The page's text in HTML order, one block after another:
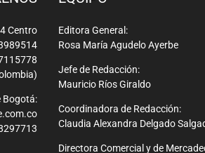
Centro
Bogotá:
Editora General:
Rosa María Agudelo Ayerbe
Jefe de Redacción:
Mauricio Ríos Giraldo
Coordinadora de Redacción:
Claudia Alexandra Delgado
Directora Comercial y de